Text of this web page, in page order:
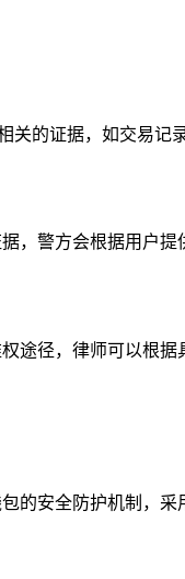
关的证据，如交易记
，警方会根据用户提
途径，律师可以根据
的安全防护机制，